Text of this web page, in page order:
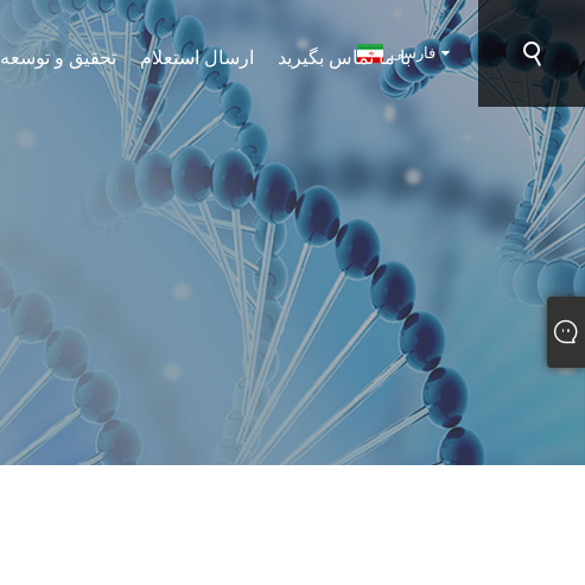
تحقیق و توسعه ارسال استعلام با ما تماس بگیریدفارسی